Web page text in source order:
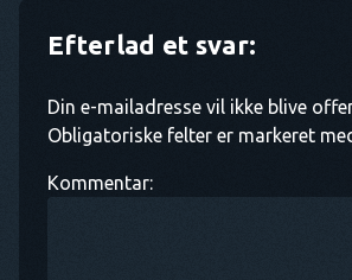
Efterlad et svar:
Din e-mailadresse vil ikke blive
Obligatoriske felter er markeret
Kommentar: